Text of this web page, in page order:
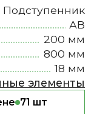
Подступенник
АВ
200 мм
800 мм
18 мм
элементы
71 шт